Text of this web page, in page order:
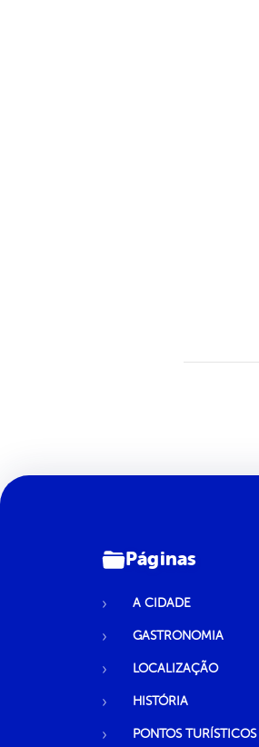
Páginas
A CIDADE
GASTRONOMIA
LOCALIZAÇÃO
HISTÓRIA
PONTOS TURÍSTICOS